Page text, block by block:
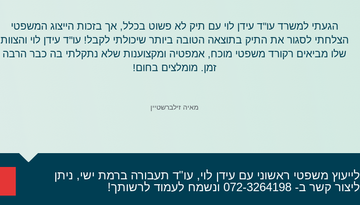
הגעתי למשרד עו"ד עידן לוי עם תיק לא פשוט בכלל, אך בזכות הייצוג המשפטי
הצלחתי לסגור את התיק בתוצאה הטובה ביותר שיכולתי לקבל! עו"ד עידן לוי והצוות
שלו מביאים רקורד משפטי מוכח, אמפטיה ומקצוענות שלא נתקלתי בה כבר הרבה
זמן. מומלצים בחום!
מאיה זילברשטיין
לייעוץ משפטי ראשוני עם עידן לוי, עו"ד תעבורה ברמת ישי, ניתן
ליצור קשר ב- 072-3264198 ונשמח לעמוד לרשותך!